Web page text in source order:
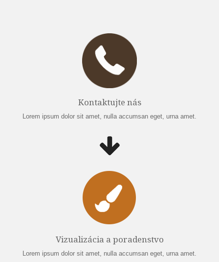
Kontaktujte nás
Lorem ipsum dolor sit amet, nulla accumsan eget, urna amet.
Vizualizácia a poradenstvo
Lorem ipsum dolor sit amet, nulla accumsan eget, urna amet.